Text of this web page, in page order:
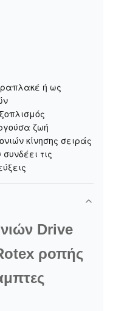
ή ως
ζωή
κίνησης σειράς
τις
Drive
ροπής